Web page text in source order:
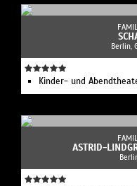
Berlin,
Kinder- und
ASTRID-